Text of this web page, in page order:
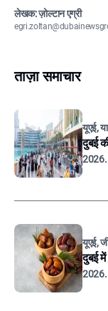
लेखक: ज़ोल्टान एग्री
ताज़ा समाचार
यूएई,
दुबई
यूएई,
दुबई
2026.